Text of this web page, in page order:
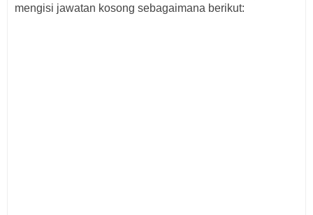
mengisi jawatan kosong sebagaimana berikut: